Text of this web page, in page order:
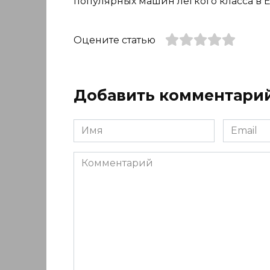
Оцените статью
Добавить
Имя
*
Email
*
Комментарий